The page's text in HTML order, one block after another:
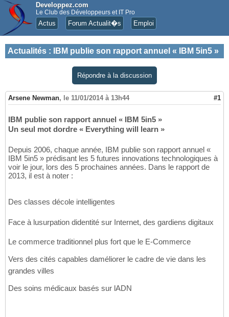
Developpez.com
Le Club des Développeurs et IT Pro
Actus Forum Actualit�s Emploi
Actualités : IBM publie son rapport annuel « IBM 5in5 »
Répondre à la discussion
Arsene Newman, le 11/01/2014 à 13h44 #1
IBM publie son rapport annuel « IBM 5in5 »
Un seul mot dordre « Everything will learn »
Depuis 2006, chaque année, IBM publie son rapport annuel «
IBM 5in5 » prédisant les 5 futures innovations technologiques à
voir le jour, lors des 5 prochaines années. Dans le rapport de
2013, il est à noter :
Des classes décole intelligentes
Face à lusurpation didentité sur Internet, des gardiens digitaux
Le commerce traditionnel plus fort que le E-Commerce
Vers des cités capables daméliorer le cadre de vie dans les
grandes villes
Des soins médicaux basés sur lADN